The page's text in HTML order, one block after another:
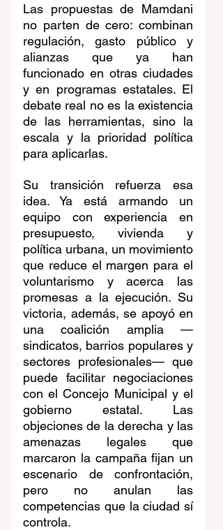
Las propuestas de Mamdani
no parten de cero: combinan
regulación, gasto público y
alianzas que ya han
funcionado en otras ciudades
y en programas estatales. El
debate real no es la existencia
de las herramientas, sino la
escala y la prioridad política
para aplicarlas.
Su transición refuerza esa
idea. Ya está armando un
equipo con experiencia en
presupuesto, vivienda y
política urbana, un movimiento
que reduce el margen para el
voluntarismo y acerca las
promesas a la ejecución. Su
victoria, además, se apoyó en
una coalición amplia —
sindicatos, barrios populares y
sectores profesionales— que
puede facilitar negociaciones
con el Concejo Municipal y el
gobierno estatal. Las
objeciones de la derecha y las
amenazas legales que
marcaron la campaña fijan un
escenario de confrontación,
pero no anulan las
competencias que la ciudad sí
controla.